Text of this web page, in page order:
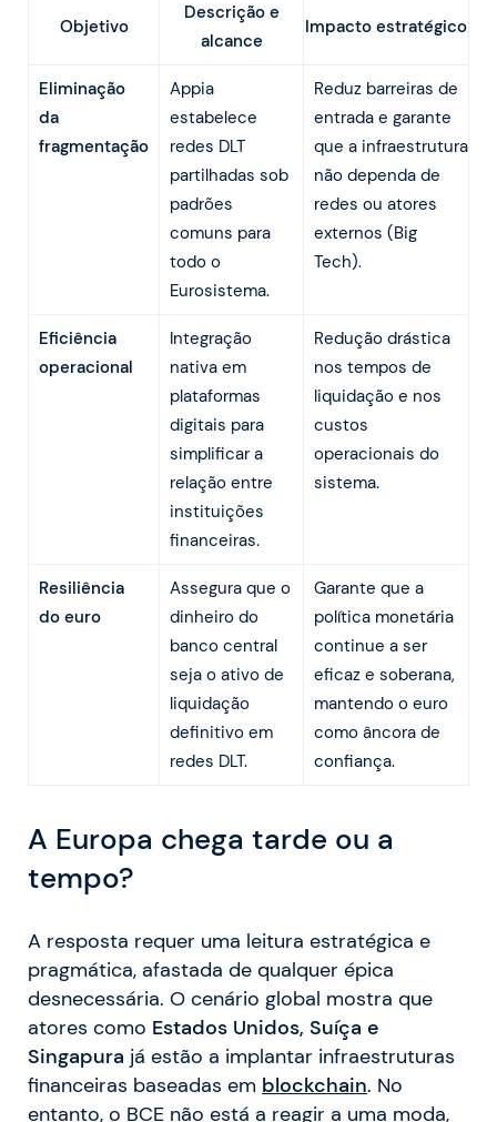
Objetivo
Descrição e
alcance
Impacto estratégico
Eliminação
da
fragmentação
Appia
estabelece
redes DLT
partilhadas sob
padrões
comuns para
todo o
Eurosistema.
Reduz barreiras de
entrada e garante
que a infraestrutura
não dependa de
redes ou atores
externos (Big
Tech).
Eficiência
operacional
Integração
nativa em
plataformas
digitais para
simplificar a
relação entre
instituições
financeiras.
Redução drástica
nos tempos de
liquidação e nos
custos
operacionais do
sistema.
Resiliência
do euro
Assegura que o
dinheiro do
banco central
seja o ativo de
liquidação
definitivo em
redes DLT.
Garante que a
política monetária
continue a ser
eficaz e soberana,
mantendo o euro
como âncora de
confiança.
A Europa chega tarde ou a
tempo?
A resposta requer uma leitura estratégica e
pragmática, afastada de qualquer épica
desnecessária. O cenário global mostra que
atores como Estados Unidos, Suíça e
Singapura já estão a implantar infraestruturas
financeiras baseadas em blockchain. No
entanto, o BCE não está a reagir a uma moda,